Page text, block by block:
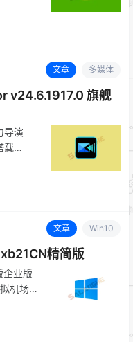
文章 多媒体
v24.6.1917.0 旗舰
导演
载
文章 Win10
精简版
业版
机场景